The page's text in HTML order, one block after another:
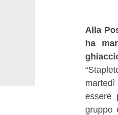
Alla
ha
essere
gruppo